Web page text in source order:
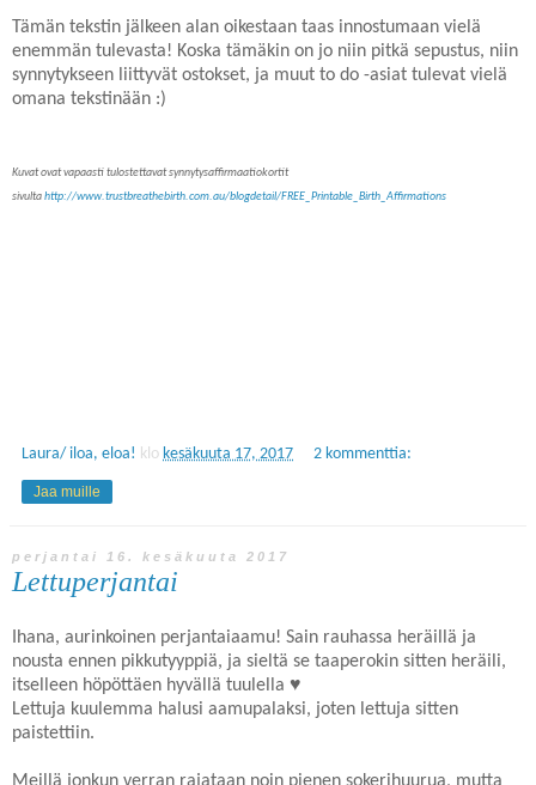
Tämän tekstin jälkeen alan oikestaan taas innostumaan vielä
enemmän tulevasta! Koska tämäkin on jo niin pitkä sepustus, niin
synnytykseen liittyvät ostokset, ja muut to do -asiat tulevat vielä
omana tekstinään :)
Kuvat ovat vapaasti tulostettavat synnytysaffirmaatiokortit
sivultahttp://www.trustbreathebirth.com.au/blogdetail/FREE_Printable_Birth_Affirmations
Laura/ iloa, eloa! klo kesäkuuta 17, 2017 2 kommenttia:
Jaa muille
perjantai 16. kesäkuuta 2017
Lettuperjantai
Ihana, aurinkoinen perjantaiaamu! Sain rauhassa heräillä ja
nousta ennen pikkutyyppiä, ja sieltä se taaperokin sitten heräili,
itselleen höpöttäen hyvällä tuulella ♥
Lettuja kuulemma halusi aamupalaksi, joten lettuja sitten
paistettiin.